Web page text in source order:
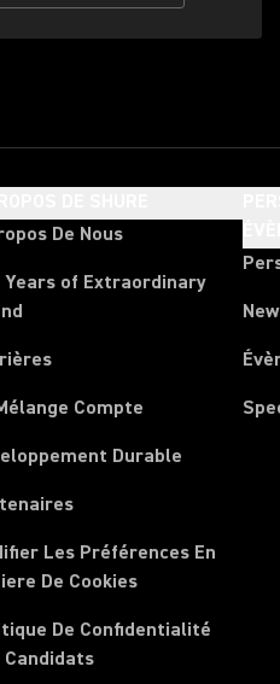
De Nous
Years of Extraordinary
Compte
Durable
Les Préférences En
De Cookies
De Confidentialité
Candidats